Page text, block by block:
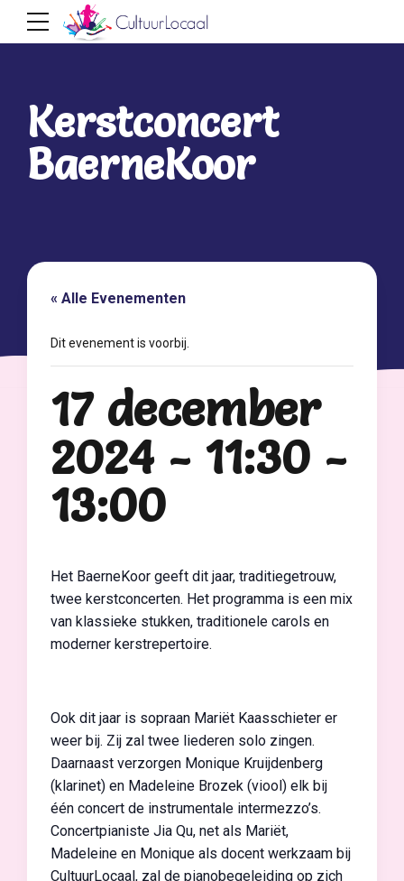
Kerstconcert
BaerneKoor
« Alle Evenementen
Dit evenement is voorbij.
17 december
2024 - 11:30 -
13:00
Het BaerneKoor geeft dit jaar, traditiegetrouw,
twee kerstconcerten. Het programma is een mix
van klassieke stukken, traditionele carols en
moderner kerstrepertoire.
Ook dit jaar is sopraan Mariët Kaasschieter er
weer bij. Zij zal twee liederen solo zingen.
Daarnaast verzorgen Monique Kruijdenberg
(klarinet) en Madeleine Brozek (viool) elk bij
één concert de instrumentale intermezzo’s.
Concertpianiste Jia Qu, net als Mariët,
Madeleine en Monique als docent werkzaam bij
CultuurLocaal, zal de pianobegeleiding op zich